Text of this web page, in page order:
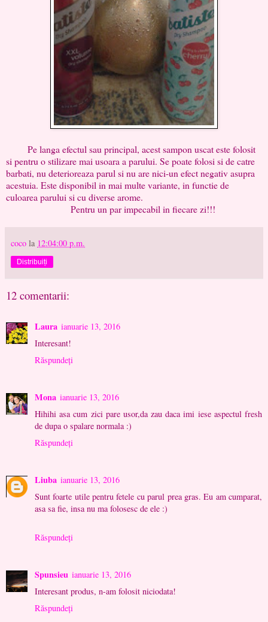
Pe langa efectul sau principal, acest sampon uscat este folosit
si pentru o stilizare mai usoara a parului. Se poate folosi si de catre
barbati, nu deterioreaza parul si nu are nici-un efect negativ asupra
acestuia. Este disponibil in mai multe variante, in functie de
culoarea parului si cu diverse arome.
Pentru un par impecabil in fiecare zi!!!
coco la 12:04:00 p.m.
Distribuiți
12 comentarii:
Laura ianuarie 13, 2016
Interesant!
Răspundeți
Mona ianuarie 13, 2016
Hihihi asa cum zici pare usor,da zau daca imi iese aspectul fresh
de dupa o spalare normala :)
Răspundeți
Liuba ianuarie 13, 2016
Sunt foarte utile pentru fetele cu parul prea gras. Eu am cumparat,
asa sa fie, insa nu ma folosesc de ele :)
Răspundeți
Spunsieu ianuarie 13, 2016
Interesant produs, n-am folosit niciodata!
Răspundeți